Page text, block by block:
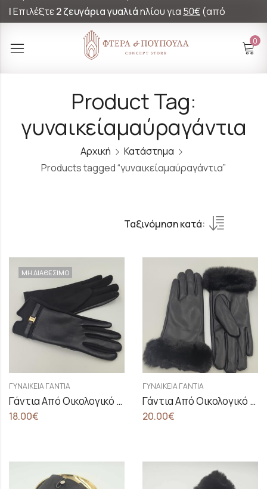
|Επιλέξτε2 ζευγάρια γυαλιάηλίου για 50€(από
0
Product Tag:
γυναικείαμαύραγάντια
Αρχική
Κατάστημα
Products tagged “γυναικείαμαύραγάντια”
Ταξινόμηση κατά:
ΜΗ ΔΙΑΘΕΣΙΜΟ
ΓΥΝΑΙΚΕΊΑ ΓΆΝΤΙΑ
Γάντια Από Οικολογικό Δέρμα Και Velour
18.00€
ΓΥΝΑΙΚΕΊΑ ΓΆΝΤΙΑ
Γάντια Από Οικολογικό Δέρμα Σε Μαύρο Χρώμα
20.00€